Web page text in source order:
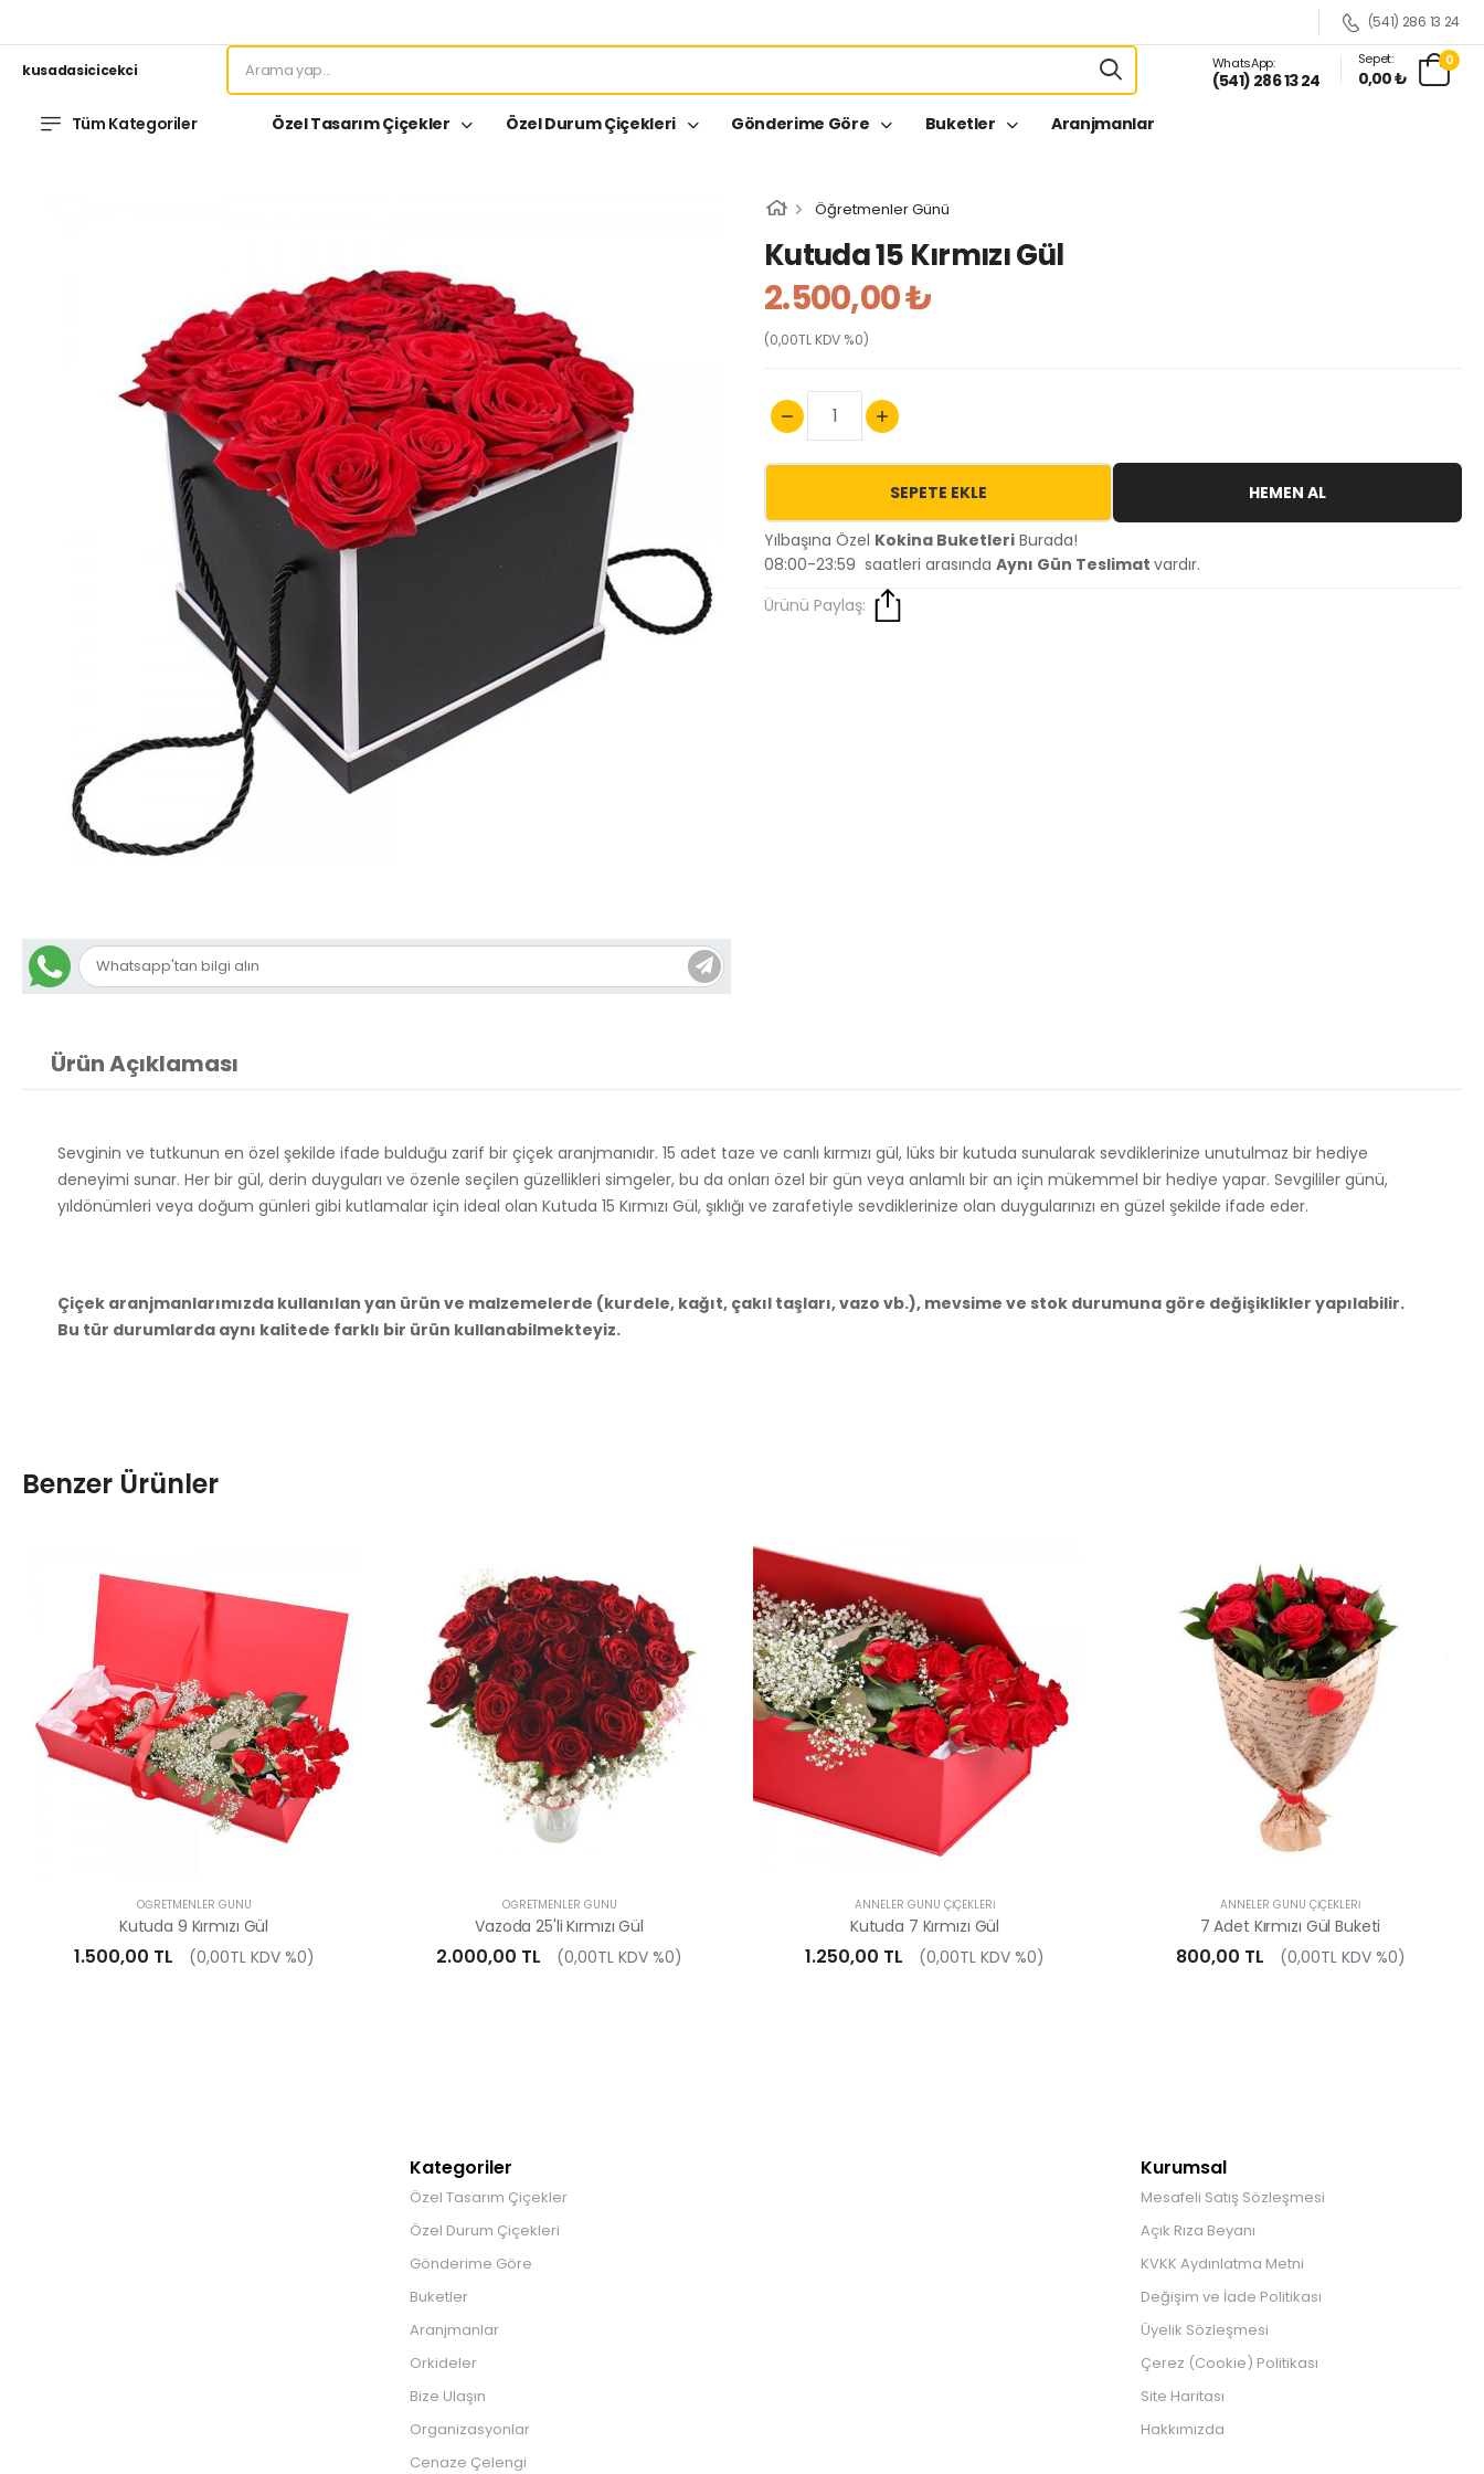
(541) 286 13 24
kusadasicicekci WhatsApp:
(541) 286 13 24
Sepet:
0,00 ₺
0
Tüm Kategoriler Özel Tasarım Çiçekler Özel Durum Çiçekleri Gönderime Göre Buketler Aranjmanlar
Öğretmenler Günü
Kutuda 15 Kırmızı Gül
2.500,00 ₺
(0,00TL KDV %0)
SEPETE EKLE HEMEN AL
Yılbaşına Özel Kokina Buketleri Burada!
08:00-23:59 saatleri arasında Aynı Gün Teslimat vardır.
Ürünü Paylaş:
Ürün Açıklaması
Sevginin ve tutkunun en özel şekilde ifade bulduğu zarif bir çiçek aranjmanıdır. 15 adet taze ve canlı kırmızı gül, lüks bir kutuda sunularak sevdiklerinize unutulmaz bir hediye
deneyimi sunar. Her bir gül, derin duyguları ve özenle seçilen güzellikleri simgeler, bu da onları özel bir gün veya anlamlı bir an için mükemmel bir hediye yapar. Sevgililer günü,
yıldönümleri veya doğum günleri gibi kutlamalar için ideal olan Kutuda 15 Kırmızı Gül, şıklığı ve zarafetiyle sevdiklerinize olan duygularınızı en güzel şekilde ifade eder.
Çiçek aranjmanlarımızda kullanılan yan ürün ve malzemelerde (kurdele, kağıt, çakıl taşları, vazo vb.), mevsime ve stok durumuna göre değişiklikler yapılabilir.
Bu tür durumlarda aynı kalitede farklı bir ürün kullanabilmekteyiz.
Benzer Ürünler
ÖĞRETMENLER GÜNÜ
Kutuda 9 Kırmızı Gül
1.500,00 TL (0,00TL KDV %0)
ÖĞRETMENLER GÜNÜ
Vazoda 25'li Kırmızı Gül
2.000,00 TL (0,00TL KDV %0)
ANNELER GÜNÜ ÇIÇEKLERI
Kutuda 7 Kırmızı Gül
1.250,00 TL (0,00TL KDV %0)
ANNELER GÜNÜ ÇIÇEKLERI
7 Adet Kırmızı Gül Buketi
800,00 TL (0,00TL KDV %0)
Kategoriler
Özel Tasarım Çiçekler
Özel Durum Çiçekleri
Gönderime Göre
Buketler
Aranjmanlar
Orkideler
Bize Ulaşın
Organizasyonlar
Cenaze Çelengi
Kurumsal
Mesafeli Satış Sözleşmesi
Açık Rıza Beyanı
KVKK Aydınlatma Metni
Değişim ve İade Politikası
Üyelik Sözleşmesi
Çerez (Cookie) Politikası
Site Haritası
Hakkımızda